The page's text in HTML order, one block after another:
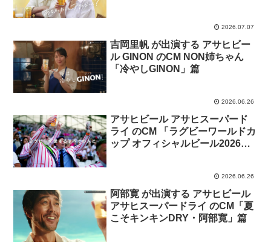
2026.07.07
吉岡里帆 が出演する アサヒビー
ル GINON のCM NON姉ちゃん
「冷やしGINON」篇
2026.06.26
アサヒビール アサヒスーパード
ライ のCM 「ラグビーワールドカ
ップ オフィシャルビール2026
2026.06.26
阿部寛 が出演する アサヒビール
アサヒスーパードライ のCM「夏
こそキンキンDRY・阿部寛」篇